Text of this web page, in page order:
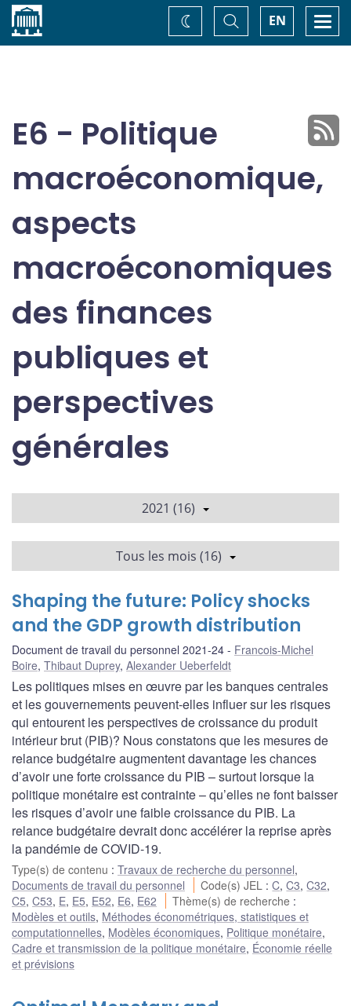
Accueil EN
Basculer
la
recherche
Changez
de
E6 - Politique
macroéconomique,
aspects
macroéconomiques
des finances
publiques et
perspectives
générales
2021 (16)
Tous les mois (16)
Shaping the future: Policy shocks
and the GDP growth distribution
Document de travail du personnel 2021-24
Francois-Michel
Boire, Thibaut Duprey, Alexander Ueberfeldt
Les politiques mises en œuvre par les banques centrales
et les gouvernements peuvent-elles influer sur les risques
qui entourent les perspectives de croissance du produit
intérieur brut (PIB)? Nous constatons que les mesures de
relance budgétaire augmentent davantage les chances
d’avoir une forte croissance du PIB – surtout lorsque la
politique monétaire est contrainte – qu’elles ne font baisser
les risques d’avoir une faible croissance du PIB. La
relance budgétaire devrait donc accélérer la reprise après
la pandémie de COVID-19.
Type(s) de contenu : Travaux de recherche du personnel,
Documents de travail du personnel
Code(s) JEL :C,C3,C32,
C5, C53, E, E5, E52, E6, E62 Thème(s) de recherche :
Modèles et outils, Méthodes économétriques, statistiques et
computationnelles, Modèles économiques, Politique monétaire,
Cadre et transmission de la politique monétaire, Économie réelle
et prévisions